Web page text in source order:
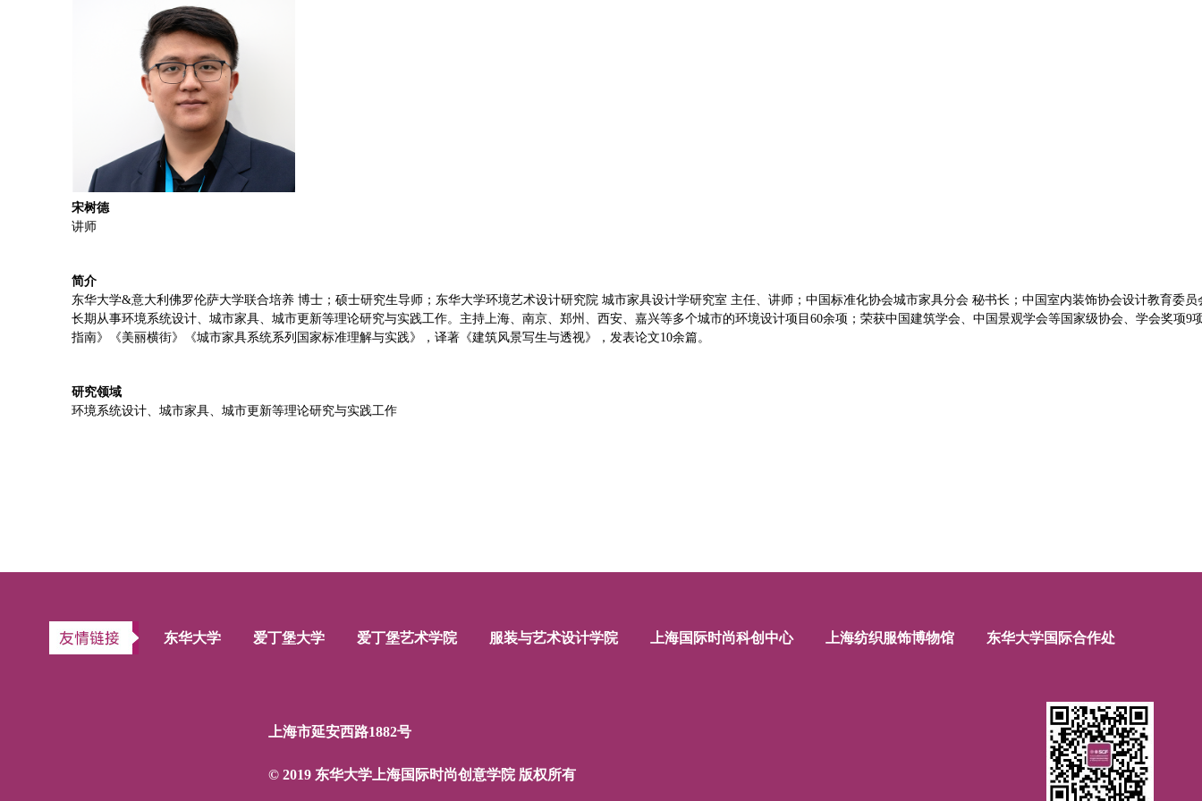
宋树德
讲师
简介
东华大学&意大利佛罗伦萨大学联合培养 博士；硕士研究生导师；东华大学环境艺术设计研究院 城市家具设计学研究室 主任、讲师；中国标准化协会城市家具分会 秘书长；中国室内装饰协会设计教育委员
长期从事环境系统设计、城市家具、城市更新等理论研究与实践工作。主持上海、南京、郑州、西安、嘉兴等多个城市的环境设计项目60余项；荣获中国建筑学会、中国景观学会等国家级协会、学会奖项9
指南》《美丽横街》《城市家具系统系列国家标准理解与实践》，译著《建筑风景写生与透视》，发表论文10余篇。
研究领域
环境系统设计、城市家具、城市更新等理论研究与实践工作
东华大学 爱丁堡大学 爱丁堡艺术学院 服装与艺术设计学院 上海国际时尚科创中心 上海纺织服饰博物馆 东华大学国际合作处
上海市延安西路1882号
© 2019 东华大学上海国际时尚创意学院 版权所有